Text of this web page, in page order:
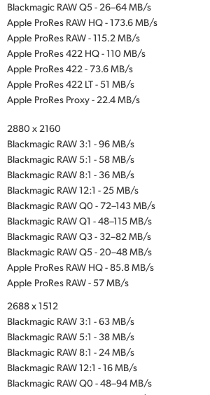
Blackmagic RAW Q5 - 26–64 MB/s
Apple ProRes RAW HQ - 173.6 MB/s
Apple ProRes RAW - 115.2 MB/s
Apple ProRes 422 HQ - 110 MB/s
Apple ProRes 422 - 73.6 MB/s
Apple ProRes 422 LT - 51 MB/s
Apple ProRes Proxy - 22.4 MB/s
2880 x 2160
Blackmagic RAW 3:1 - 96 MB/s
Blackmagic RAW 5:1 - 58 MB/s
Blackmagic RAW 8:1 - 36 MB/s
Blackmagic RAW 12:1 - 25 MB/s
Blackmagic RAW Q0 - 72–143 MB/s
Blackmagic RAW Q1 - 48–115 MB/s
Blackmagic RAW Q3 - 32–82 MB/s
Blackmagic RAW Q5 - 20–48 MB/s
Apple ProRes RAW HQ - 85.8 MB/s
Apple ProRes RAW - 57 MB/s
2688 x 1512
Blackmagic RAW 3:1 - 63 MB/s
Blackmagic RAW 5:1 - 38 MB/s
Blackmagic RAW 8:1 - 24 MB/s
Blackmagic RAW 12:1 - 16 MB/s
Blackmagic RAW Q0 - 48–94 MB/s